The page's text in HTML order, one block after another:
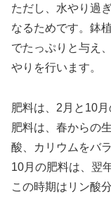
ただし、水やり過
なるためです。鉢
でたっぷりと与え
やりを行います。
肥料は、2月と10
肥料は、春からの
酸、カリウムをバ
10月の肥料は、翌
この時期はリン酸